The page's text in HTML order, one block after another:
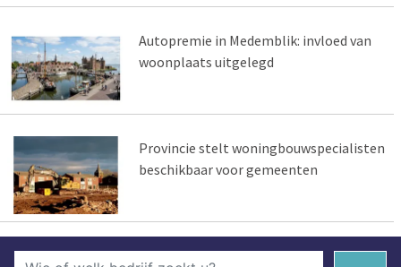
Autopremie in Medemblik: invloed van
woonplaats uitgelegd
Provincie stelt woningbouwspecialisten
beschikbaar voor gemeenten